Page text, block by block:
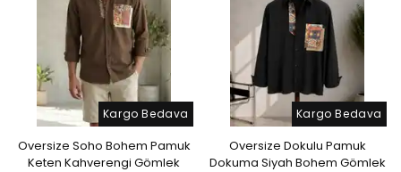
Kargo Bedava
Oversize Soho Bohem Pamuk
Keten Kahverengi Gömlek
Kargo Bedava
Oversize Dokulu Pamuk
Dokuma Siyah Bohem Gömlek